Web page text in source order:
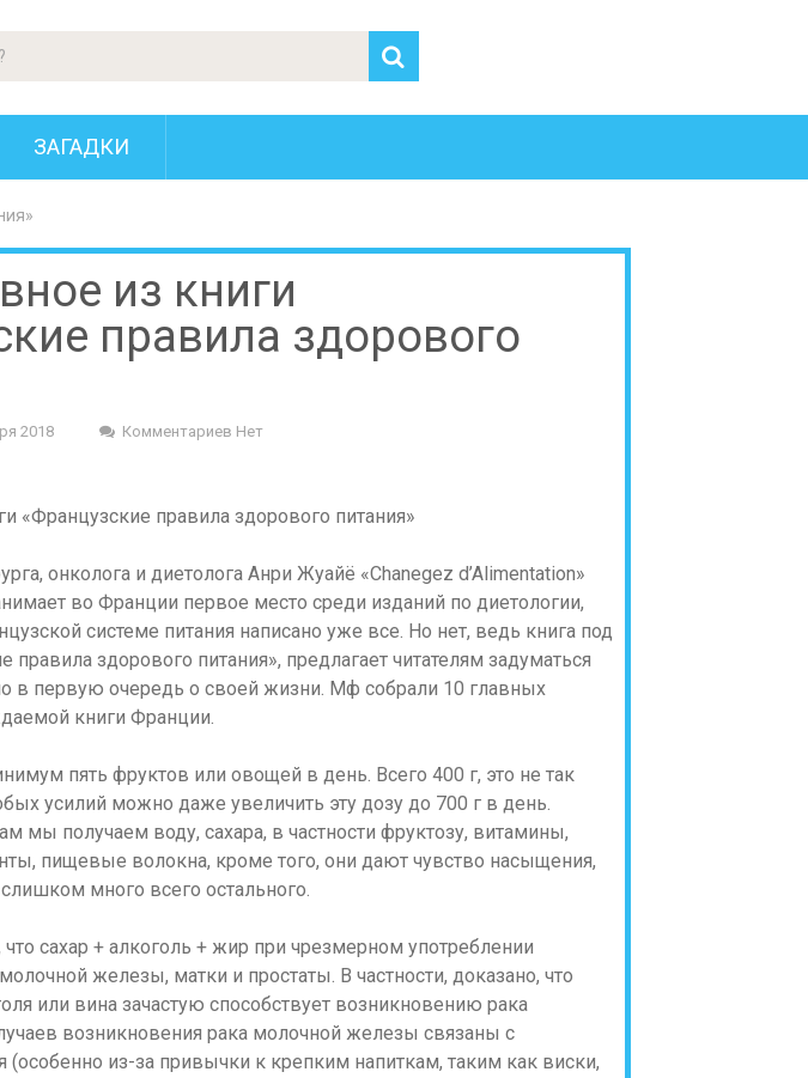
ЗАГАДКИ
из книги
правила здорового
2018
Комментариев Нет
онколога и диетолога Анри Жуайё «Сhanegez d’Alimentation»
во Франции первое место среди изданий по диетологии,
системе питания написано уже все. Но нет, ведь книга под
правила здорового питания», предлагает читателям задуматься
в первую очередь о своей жизни. Мф собрали 10 главных
книги Франции.
пять фруктов или овощей в день. Всего 400 г, это не так
усилий можно даже увеличить эту дозу до 700 г в день.
мы получаем воду, сахара, в частности фруктозу, витамины,
пищевые волокна, кроме того, они дают чувство насыщения,
много всего остального.
сахар + алкоголь + жир при чрезмерном употреблении
железы, матки и простаты. В частности, доказано, что
или вина зачастую способствует возникновению рака
возникновения рака молочной железы связаны с
(особенно из-за привычки к крепким напиткам, таким как виски,